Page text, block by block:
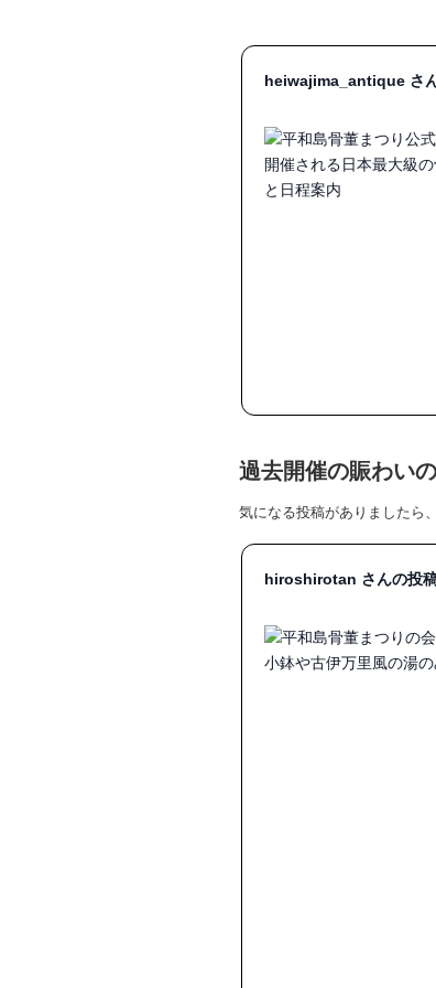
heiwajima_antique さ
過去開催の賑わい
気になる投稿がありましたら
hiroshirotan さんの投